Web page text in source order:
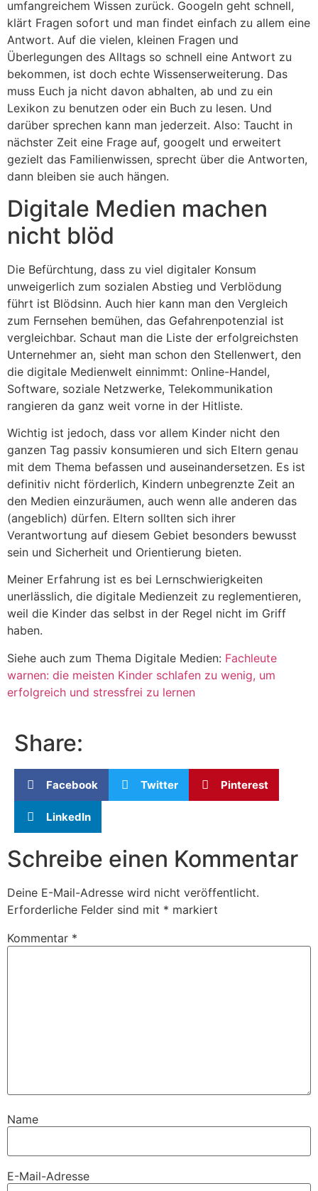
umfangreichem Wissen zurück. Googeln geht schnell,
klärt Fragen sofort und man findet einfach zu allem eine
Antwort. Auf die vielen, kleinen Fragen und
Überlegungen des Alltags so schnell eine Antwort zu
bekommen, ist doch echte Wissenserweiterung. Das
muss Euch ja nicht davon abhalten, ab und zu ein
Lexikon zu benutzen oder ein Buch zu lesen. Und
darüber sprechen kann man jederzeit. Also: Taucht in
nächster Zeit eine Frage auf, googelt und erweitert
gezielt das Familienwissen, sprecht über die Antworten,
dann bleiben sie auch hängen.
Digitale Medien machen
nicht blöd
Die Befürchtung, dass zu viel digitaler Konsum
unweigerlich zum sozialen Abstieg und Verblödung
führt ist Blödsinn. Auch hier kann man den Vergleich
zum Fernsehen bemühen, das Gefahrenpotenzial ist
vergleichbar. Schaut man die Liste der erfolgreichsten
Unternehmer an, sieht man schon den Stellenwert, den
die digitale Medienwelt einnimmt: Online-Handel,
Software, soziale Netzwerke, Telekommunikation
rangieren da ganz weit vorne in der Hitliste.
Wichtig ist jedoch, dass vor allem Kinder nicht den
ganzen Tag passiv konsumieren und sich Eltern genau
mit dem Thema befassen und auseinandersetzen. Es ist
definitiv nicht förderlich, Kindern unbegrenzte Zeit an
den Medien einzuräumen, auch wenn alle anderen das
(angeblich) dürfen. Eltern sollten sich ihrer
Verantwortung auf diesem Gebiet besonders bewusst
sein und Sicherheit und Orientierung bieten.
Meiner Erfahrung ist es bei Lernschwierigkeiten
unerlässlich, die digitale Medienzeit zu reglementieren,
weil die Kinder das selbst in der Regel nicht im Griff
haben.
Siehe auch zum Thema Digitale Medien: Fachleute
warnen: die meisten Kinder schlafen zu wenig, um
erfolgreich und stressfrei zu lernen
Share:
Facebook Twitter Pinterest
LinkedIn
Schreibe einen Kommentar
Deine E-Mail-Adresse wird nicht veröffentlicht.
Erforderliche Felder sind mit * markiert
Kommentar *
Name
E-Mail-Adresse